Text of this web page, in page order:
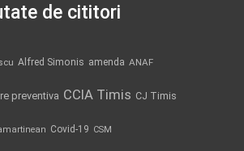
de cititori
Alfred Simonis amenda ANAF
preventiva CCIA Timis CJ Timis
Covid-19 CSM